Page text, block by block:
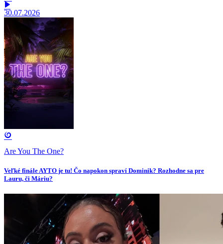
30.07.2026
Are You The One?
Veľké finále AYTO je tu! Čo napokon spraví Dominik? Rozhodne sa pre
Lauru, či Máriu?